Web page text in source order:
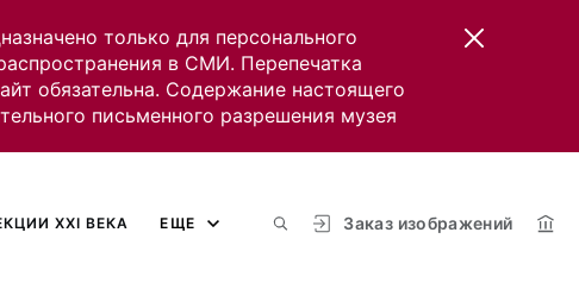
только для персонального
в СМИ. Перепечатка
обязательна. Содержание настоящего
письменного разрешения музея
Заказ изображений
XXI ВЕКА ЕЩЕ